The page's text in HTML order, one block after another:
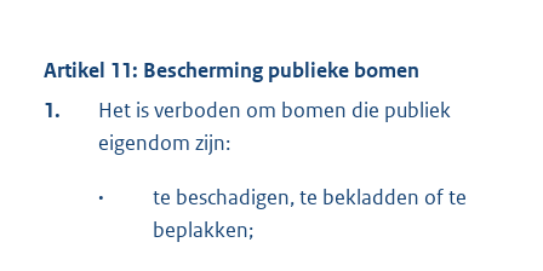
Artikel 11: Bescherming publieke bomen
1.
Het is verboden om bomen die publiek
eigendom zijn:
·
te beschadigen, te bekladden of te
beplakken;